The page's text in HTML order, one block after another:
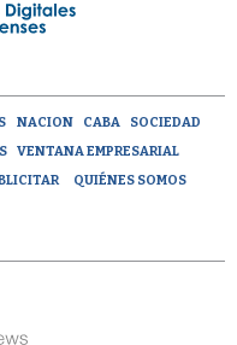
NACION CABA
SOCIEDAD
VENTANA EMPRESARIAL
QUIÉNES SOMOS